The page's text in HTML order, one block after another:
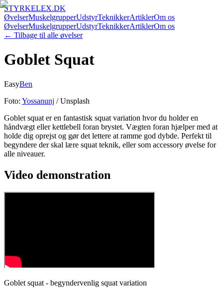
STYRKELEX.DK
ØvelserMuskelgrupperUdstyrTeknikkerArtiklerOm os
ØvelserMuskelgrupperUdstyrTeknikkerArtiklerOm os
← Tilbage til alle øvelser
Goblet Squat
EasyBen
Foto: Yossanunj / Unsplash
Goblet squat er en fantastisk squat variation hvor du holder en
håndvægt eller kettlebell foran brystet. Vægten foran hjælper med at
holde dig oprejst og gør det lettere at ramme god dybde. Perfekt til
begyndere der skal lære squat teknik, eller som accessory øvelse for
alle niveauer.
Video demonstration
Goblet squat - begyndervenlig squat variation